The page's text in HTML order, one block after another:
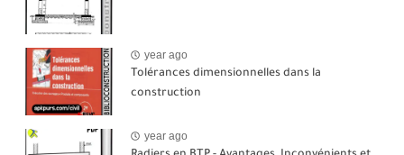
year ago
Tolérances dimensionnelles dans la
construction
year ago